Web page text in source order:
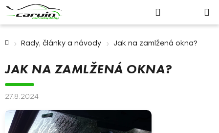
Přihlášení
košík
Rady, články a návody Jak na zamlžená okna?
JAK NA ZAMLŽENÁ OKNA?
27.8.2024